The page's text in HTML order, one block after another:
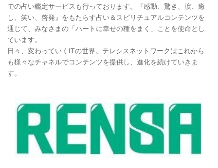
での占い鑑定サービスも行っております。『感動、驚き、涙、癒
し、笑い、啓発』をもたらす占い＆スピリチュアルコンテンツを
通じて、みなさまの「ハートに幸せの種をまく」ことを使命とし
ています。
日々、変わっていくITの世界。テレシスネットワークはこれから
も様々なチャネルでコンテンツを提供し、進化を続けていきま
す。